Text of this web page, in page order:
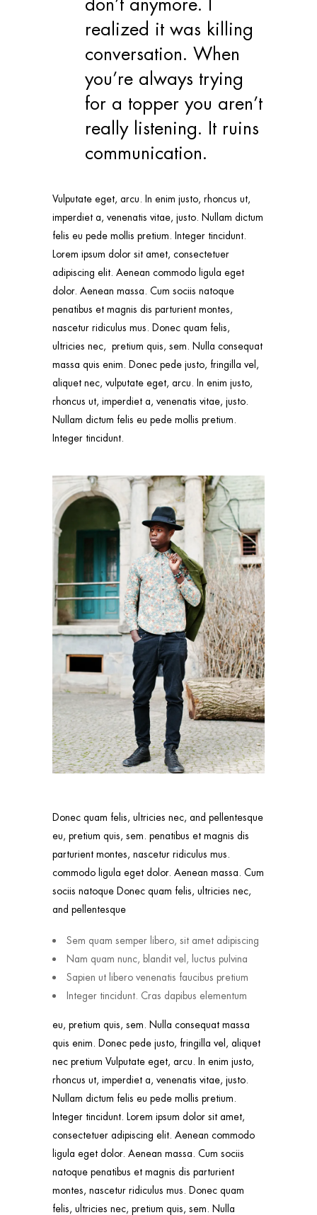
realized it was killing
conversation. When
you’re always trying
for a topper you aren’t
really listening. It ruins
communication.
Vulputate eget, arcu. In enim justo, rhoncus ut,
imperdiet a, venenatis vitae, justo. Nullam dictum
felis eu pede mollis pretium. Integer tincidunt.
Lorem ipsum dolor sit amet, consectetuer
adipiscing elit. Aenean commodo ligula eget
dolor. Aenean massa. Cum sociis natoque
penatibus et magnis dis parturient montes,
nascetur ridiculus mus. Donec quam felis,
ultricies nec, pretium quis, sem. Nulla consequat
massa quis enim. Donec pede justo, fringilla vel,
aliquet nec, vulputate eget, arcu. In enim justo,
rhoncus ut, imperdiet a, venenatis vitae, justo.
Nullam dictum felis eu pede mollis pretium.
Integer tincidunt.
Donec quam felis, ultricies nec, and pellentesque
eu, pretium quis, sem. penatibus et magnis dis
parturient montes, nascetur ridiculus mus.
commodo ligula eget dolor. Aenean massa. Cum
sociis natoque Donec quam felis, ultricies nec,
and pellentesque
Sem quam semper libero, sit amet adipiscing
Nam quam nunc, blandit vel, luctus pulvina
Sapien ut libero venenatis faucibus pretium
Integer tincidunt. Cras dapibus elementum
eu, pretium quis, sem. Nulla consequat massa
quis enim. Donec pede justo, fringilla vel, aliquet
nec pretium Vulputate eget, arcu. In enim justo,
rhoncus ut, imperdiet a, venenatis vitae, justo.
Nullam dictum felis eu pede mollis pretium.
Integer tincidunt. Lorem ipsum dolor sit amet,
consectetuer adipiscing elit. Aenean commodo
ligula eget dolor. Aenean massa. Cum sociis
natoque penatibus et magnis dis parturient
montes, nascetur ridiculus mus. Donec quam
felis, ultricies nec, pretium quis, sem. Nulla